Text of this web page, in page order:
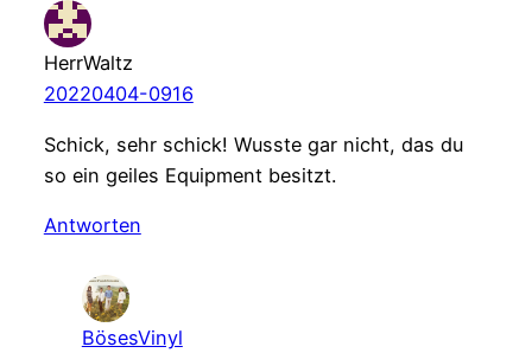
HerrWaltz
20220404-0916
Schick, sehr schick! Wusste gar nicht, das du
so ein geiles Equipment besitzt.
Antworten
BösesVinyl